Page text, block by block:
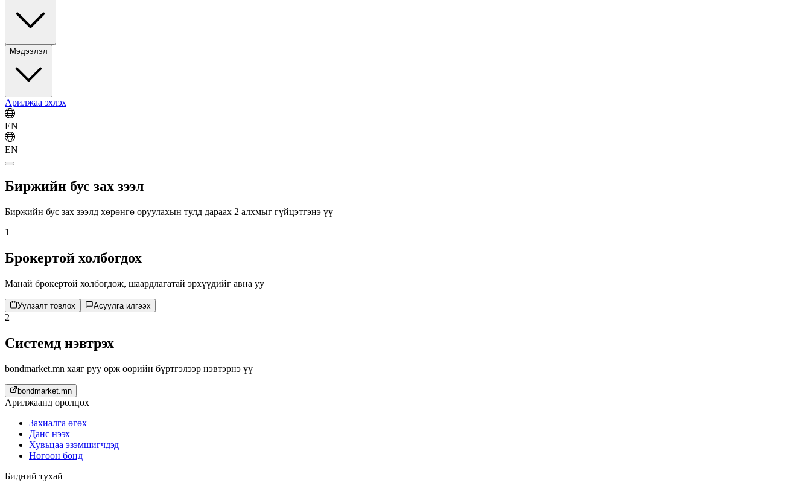
Мэдээлэл
Арилжаа эхлэх
EN
EN
Биржийн бус зах зээл
Биржийн бус зах зээлд хөрөнгө оруулахын тулд дараах 2 алхмыг гүйцэтгэнэ үү
1
Брокертой холбогдох
Манай брокертой холбогдож, шаардлагатай эрхүүдийг авна уу
Уулзалт товлох Асуулга илгээх
2
Системд нэвтрэх
bondmarket.mn хаяг руу орж өөрийн бүртгэлээр нэвтэрнэ үү
bondmarket.mn
Арилжаанд оролцох
Захиалга өгөх
Данс нээх
Хувьцаа эзэмшигчдэд
Ногоон бонд
Бидний тухай